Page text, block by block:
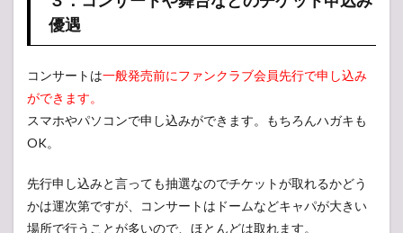
優遇
コンサートは一般発売前にファンクラブ会員先行で申し込み
ができます。
スマホやパソコンで申し込みができます。もちろんハガキも
OK。
先行申し込みと言っても抽選なのでチケットが取れるかどう
かは運次第ですが、コンサートはドームなどキャパが大きい
場所で行うことが多いので、ほとんどは取れます。